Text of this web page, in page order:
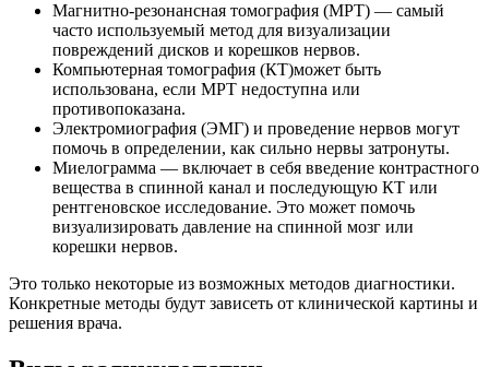
Магнитно-резонансная томография (МРТ) — самый
часто используемый метод для визуализации
повреждений дисков и корешков нервов.
Компьютерная томография (КТ)может быть
использована, если МРТ недоступна или
противопоказана.
Электромиография (ЭМГ) и проведение нервов могут
помочь в определении, как сильно нервы затронуты.
Миелограмма — включает в себя введение контрастного
вещества в спинной канал и последующую КТ или
рентгеновское исследование. Это может помочь
визуализировать давление на спинной мозг или
корешки нервов.
Это только некоторые из возможных методов диагностики.
Конкретные методы будут зависеть от клинической картины и
решения врача.